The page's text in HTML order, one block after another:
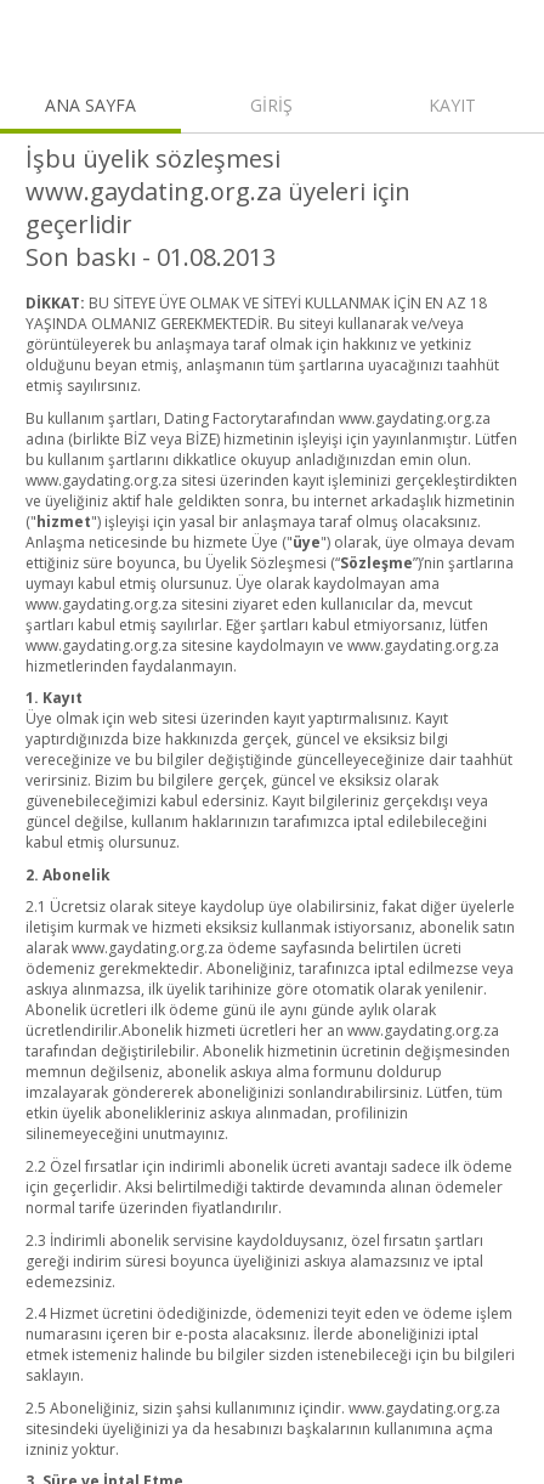
ANA SAYFA GİRİŞ KAYIT
İşbu üyelik sözleşmesi
www.gaydating.org.za üyeleri için
geçerlidir
Son baskı - 01.08.2013
DİKKAT: BU SİTEYE ÜYE OLMAK VE SİTEYİ KULLANMAK İÇİN EN AZ 18
YAŞINDA OLMANIZ GEREKMEKTEDİR. Bu siteyi kullanarak ve/veya
görüntüleyerek bu anlaşmaya taraf olmak için hakkınız ve yetkiniz
olduğunu beyan etmiş, anlaşmanın tüm şartlarına uyacağınızı taahhüt
etmiş sayılırsınız.
Bu kullanım şartları, Dating Factorytarafından www.gaydating.org.za
adına (birlikte BİZ veya BİZE) hizmetinin işleyişi için yayınlanmıştır. Lütfen
bu kullanım şartlarını dikkatlice okuyup anladığınızdan emin olun.
www.gaydating.org.za sitesi üzerinden kayıt işleminizi gerçekleştirdikten
ve üyeliğiniz aktif hale geldikten sonra, bu internet arkadaşlık hizmetinin
("hizmet") işleyişi için yasal bir anlaşmaya taraf olmuş olacaksınız.
Anlaşma neticesinde bu hizmete Üye ("üye") olarak, üye olmaya devam
ettiğiniz süre boyunca, bu Üyelik Sözleşmesi (“Sözleşme”)’nin şartlarına
uymayı kabul etmiş olursunuz. Üye olarak kaydolmayan ama
www.gaydating.org.za sitesini ziyaret eden kullanıcılar da, mevcut
şartları kabul etmiş sayılırlar. Eğer şartları kabul etmiyorsanız, lütfen
www.gaydating.org.za sitesine kaydolmayın ve www.gaydating.org.za
hizmetlerinden faydalanmayın.
1. Kayıt
Üye olmak için web sitesi üzerinden kayıt yaptırmalısınız. Kayıt
yaptırdığınızda bize hakkınızda gerçek, güncel ve eksiksiz bilgi
vereceğinize ve bu bilgiler değiştiğinde güncelleyeceğinize dair taahhüt
verirsiniz. Bizim bu bilgilere gerçek, güncel ve eksiksiz olarak
güvenebileceğimizi kabul edersiniz. Kayıt bilgileriniz gerçekdışı veya
güncel değilse, kullanım haklarınızın tarafımızca iptal edilebileceğini
kabul etmiş olursunuz.
2. Abonelik
2.1 Ücretsiz olarak siteye kaydolup üye olabilirsiniz, fakat diğer üyelerle
iletişim kurmak ve hizmeti eksiksiz kullanmak istiyorsanız, abonelik satın
alarak www.gaydating.org.za ödeme sayfasında belirtilen ücreti
ödemeniz gerekmektedir. Aboneliğiniz, tarafınızca iptal edilmezse veya
askıya alınmazsa, ilk üyelik tarihinize göre otomatik olarak yenilenir.
Abonelik ücretleri ilk ödeme günü ile aynı günde aylık olarak
ücretlendirilir.Abonelik hizmeti ücretleri her an www.gaydating.org.za
tarafından değiştirilebilir. Abonelik hizmetinin ücretinin değişmesinden
memnun değilseniz, abonelik askıya alma formunu doldurup
imzalayarak göndererek aboneliğinizi sonlandırabilirsiniz. Lütfen, tüm
etkin üyelik abonelikleriniz askıya alınmadan, profilinizin
silinemeyeceğini unutmayınız.
2.2 Özel fırsatlar için indirimli abonelik ücreti avantajı sadece ilk ödeme
için geçerlidir. Aksi belirtilmediği taktirde devamında alınan ödemeler
normal tarife üzerinden fiyatlandırılır.
2.3 İndirimli abonelik servisine kaydolduysanız, özel fırsatın şartları
gereği indirim süresi boyunca üyeliğinizi askıya alamazsınız ve iptal
edemezsiniz.
2.4 Hizmet ücretini ödediğinizde, ödemenizi teyit eden ve ödeme işlem
numarasını içeren bir e-posta alacaksınız. İlerde aboneliğinizi iptal
etmek istemeniz halinde bu bilgiler sizden istenebileceği için bu bilgileri
saklayın.
2.5 Aboneliğiniz, sizin şahsi kullanımınız içindir. www.gaydating.org.za
sitesindeki üyeliğinizi ya da hesabınızı başkalarının kullanımına açma
izniniz yoktur.